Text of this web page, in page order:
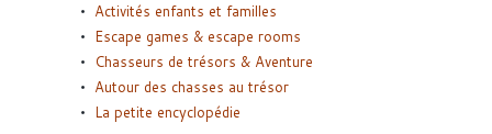
Activités enfants et familles
Escape games & escape rooms
Chasseurs de trésors & Aventure
Autour des chasses au trésor
La petite encyclopédie